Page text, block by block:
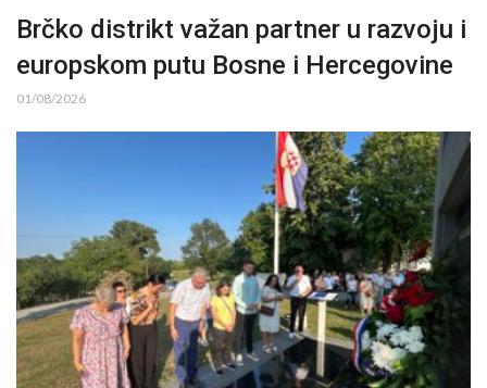
Brčko distrikt važan partner u razvoju i
europskom putu Bosne i Hercegovine
01/08/2026